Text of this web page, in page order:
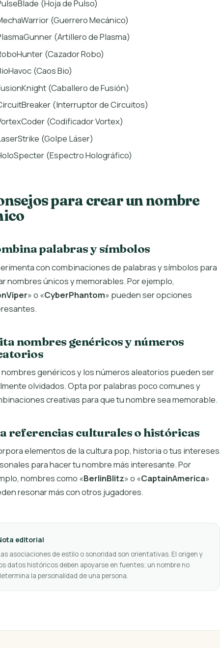
(Hoja de Pulso)
(Guerrero Mecánico)
(Artillero de Plasma)
(Cazador Robo)
(Caos Bio)
(Caballero de Fusión)
(Interruptor de Circuitos)
(Codificador Vortex)
(Golpe Láser)
(Espectro Holográfico)
para crear un nombre
palabras y símbolos
con combinaciones de palabras y símbolos para
nombres únicos y memorables. Por ejemplo,
» o «CyberPhantom» pueden ser opciones
nombres genéricos y números
nombres genéricos y los números aleatorios pueden ser
olvidados. Opta por palabras poco comunes y
creativas para que tu nombre sea memorable.
referencias culturales o históricas
elementos de la cultura pop, historia o tus intereses
para hacer tu nombre más interesante. Por
nombres como «BerlinBlitz» o «CaptainAmerica»
resonar más con otros jugadores.
editorial
asociaciones de estilo o sonoridad son orientativas. El origen y
datos históricos deben apoyarse en fuentes; un nombre no
la personalidad de una persona.